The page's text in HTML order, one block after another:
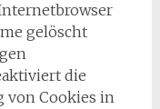
gelöscht
die
von Cookies in